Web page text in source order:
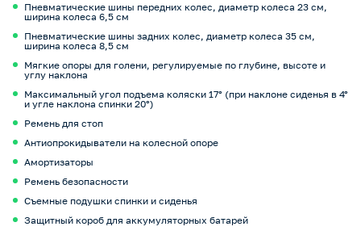
Пневматические шины передних колес, диаметр колеса 23 см,
ширина колеса 6,5 см
Пневматические шины задних колес, диаметр колеса 35 см,
ширина колеса 8,5 см
Мягкие опоры для голени, регулируемые по глубине, высоте и
углу наклона
Максимальный угол подъема коляски 17° (при наклоне сиденья в 4°
и угле наклона спинки 20°)
Ремень для стоп
Антиопрокидыватели на колесной опоре
Амортизаторы
Ремень безопасности
Съемные подушки спинки и сиденья
Защитный короб для аккумуляторных батарей